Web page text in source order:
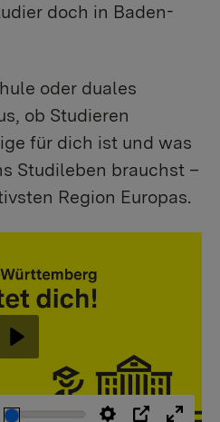
doch in Baden-
oder duales
ob Studieren
für dich ist und was
Studileben brauchst –
Region Europas.
Abspielen